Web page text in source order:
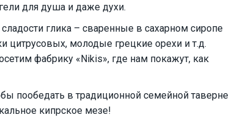
для душа и даже духи.
глика – сваренные в сахарном сиропе
цитрусовых, молодые грецкие орехи и т.д.
фабрику «Nikis», где нам покажут, как
пообедать в традиционной семейной таверне
кипрское мезе!